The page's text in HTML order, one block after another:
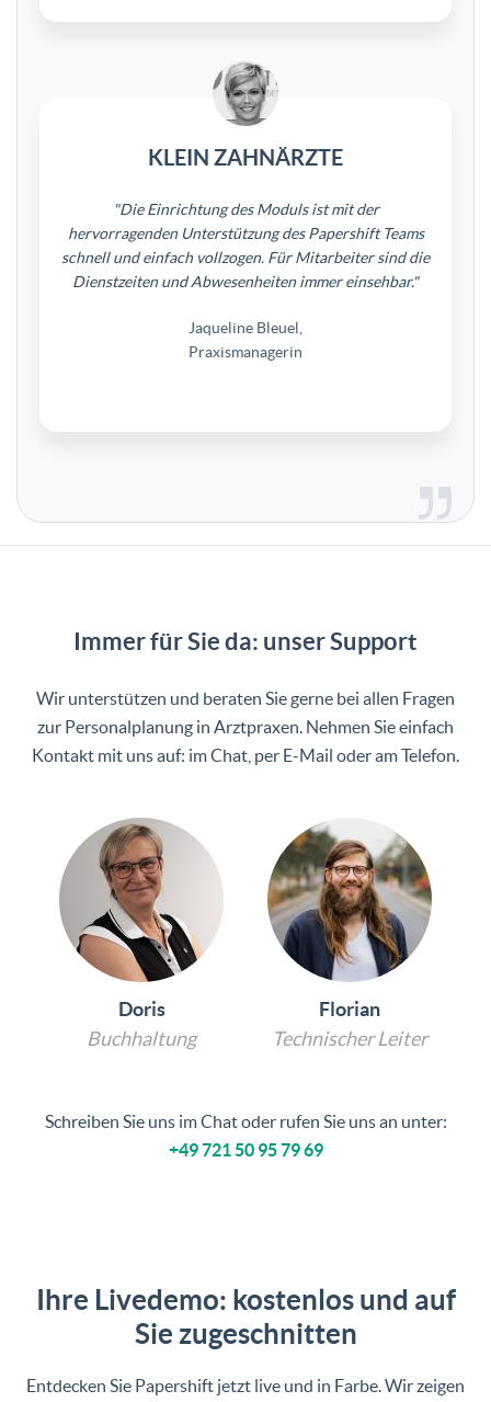
KLEIN ZAHNÄRZTE
"Die Einrichtung des Moduls ist mit der
hervorragenden Unterstützung des Papershift Teams
schnell und einfach vollzogen. Für Mitarbeiter sind die
Dienstzeiten und Abwesenheiten immer einsehbar."
Jaqueline Bleuel,
Praxismanagerin
Immer für Sie da: unser Support
Wir unterstützen und beraten Sie gerne bei allen Fragen
zur Personalplanung in Arztpraxen. Nehmen Sie einfach
Kontakt mit uns auf: im Chat, per E-Mail oder am Telefon.
Doris
Buchhaltung
Florian
Technischer Leiter
Schreiben Sie uns im Chat oder rufen Sie uns an unter:
+49 721 50 95 79 69
Ihre Livedemo: kostenlos und auf
Sie zugeschnitten
Entdecken Sie Papershift jetzt live und in Farbe. Wir zeigen